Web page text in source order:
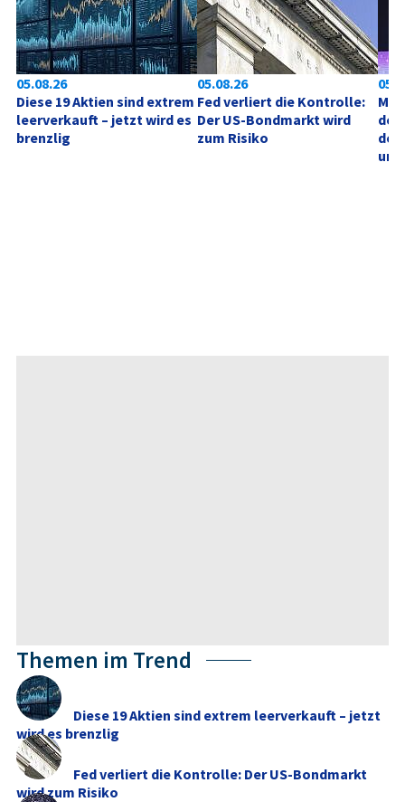
05.08.26
Diese 19 Aktien sind extrem
leerverkauft – jetzt wird es
brenzlig
05.08.26
Fed verliert die Kontrolle:
Der US-Bondmarkt wird
zum Risiko
der
Themen im Trend
Diese 19 Aktien sind extrem leerverkauft – jetzt
wird es brenzlig
Fed verliert die Kontrolle: Der US-Bondmarkt
wird zum Risiko